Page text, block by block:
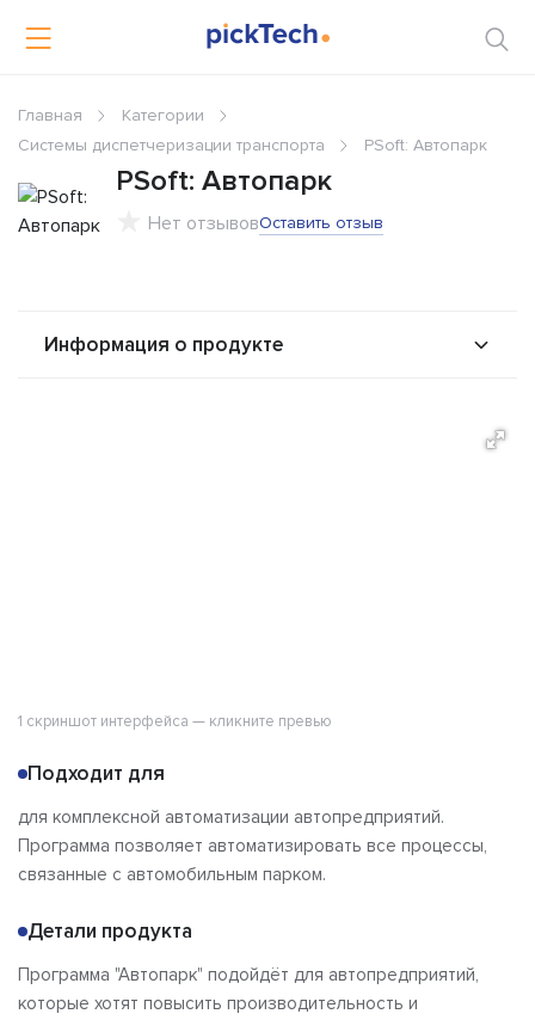
Главная
Категории
Системы диспетчеризации транспорта
PSoft: Автопарк
PSoft: Автопарк
Нет отзывовОставить отзыв
Информация о продукте
1 скриншот интерфейса — кликните превью
Подходит для
для комплексной автоматизации автопредприятий.
Программа позволяет автоматизировать все процессы,
связанные с автомобильным парком.
Детали продукта
Программа "Автопарк" подойдёт для автопредприятий,
которые хотят повысить производительность и